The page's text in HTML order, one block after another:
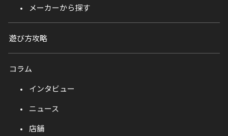
メーカーから探す
遊び方攻略
コラム
インタビュー
ニュース
店舗